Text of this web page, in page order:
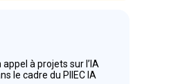
à projets sur l’IA
le cadre du PIIEC IA